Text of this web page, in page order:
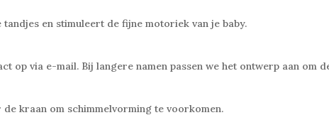
en stimuleert de fijne motoriek van je baby.
op via e-mail. Bij langere namen passen we het ontwerp aan om
kraan om schimmelvorming te voorkomen.